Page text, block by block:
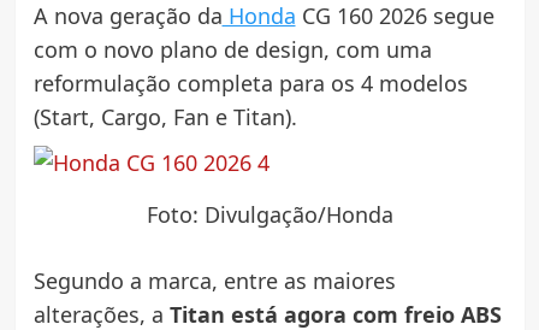
A nova geração da Honda CG 160 2026 segue
com o novo plano de design, com uma
reformulação completa para os 4 modelos
(Start, Cargo, Fan e Titan).
Foto: Divulgação/Honda
Segundo a marca, entre as maiores
alterações, a Titan está agora com freio ABS